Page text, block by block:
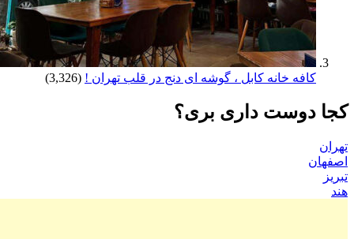
کافه خانه کابل ، گوشه ای دنج در قلب تهران ! (3,326)
کجا دوست داری بری؟
تهران
اصفهان
تبریز
هند